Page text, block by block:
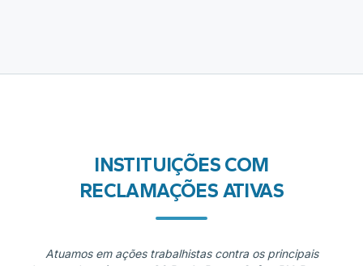
INSTITUIÇÕES COM
RECLAMAÇÕES ATIVAS
Atuamos em ações trabalhistas contra os principais